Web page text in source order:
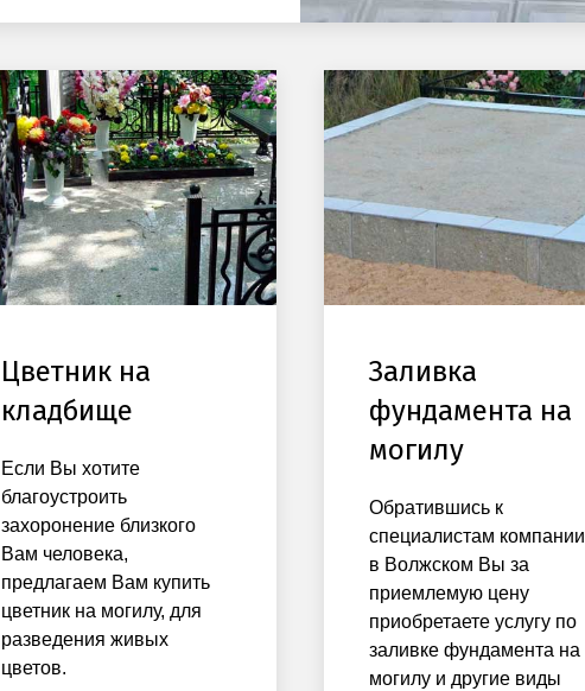
Цветник на
кладбище
Если Вы хотите
благоустроить
захоронение близкого
Вам человека,
предлагаем Вам купить
цветник на могилу, для
разведения живых
цветов.
Заливка
фундамента на
могилу
Обратившись к
специалистам компании
в Волжском Вы за
приемлемую цену
приобретаете услугу по
заливке фундамента на
могилу и другие виды